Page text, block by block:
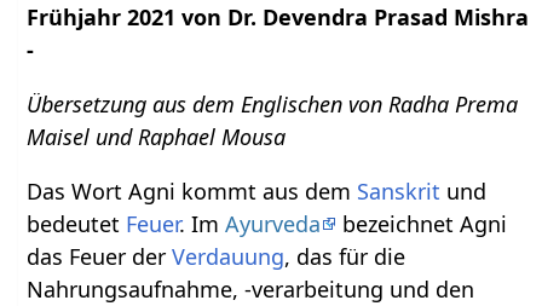
Frühjahr 2021 von Dr. Devendra Prasad Mishra
-
Übersetzung aus dem Englischen von Radha Prema
Maisel und Raphael Mousa
Das Wort Agni kommt aus dem Sanskrit und
bedeutet Feuer. ImAyurveda
bezeichnet Agni
das Feuer derVerdauung, das für die
Nahrungsaufnahme, -verarbeitung und den